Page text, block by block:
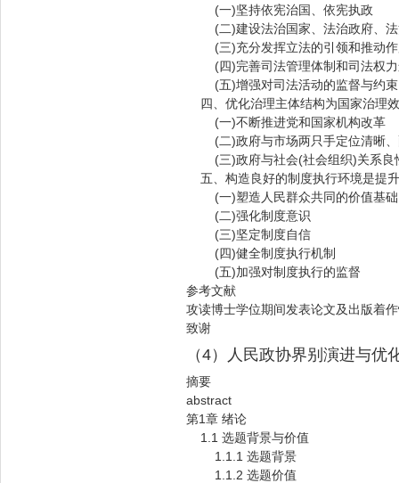
(一)坚持依宪治国、依宪执政
(二)建设法治国家、法治政府、法
(三)充分发挥立法的引领和推动
(四)完善司法管理体制和司法权力
(五)增强对司法活动的监督与约束
四、优化治理主体结构为国家治理
(一)不断推进党和国家机构改革
(二)政府与市场两只手定位清晰、
(三)政府与社会(社会组织)关系良
五、构造良好的制度执行环境是提
(一)塑造人民群众共同的价值基础
(二)强化制度意识
(三)坚定制度自信
(四)健全制度执行机制
(五)加强对制度执行的监督
参考文献
攻读博士学位期间发表论文及出版着
致谢
（4）人民政协界别演进与优
摘要
abstract
第1章 绪论
1.1 选题背景与价值
1.1.1 选题背景
1.1.2 选题价值